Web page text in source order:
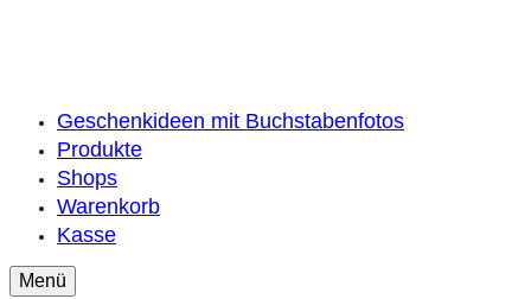
Geschenkideen mit Buchstabenfotos
Produkte
Shops
Warenkorb
Kasse
Menü